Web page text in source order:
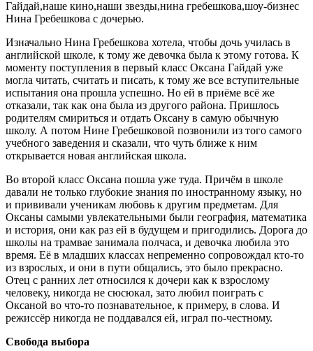
Нина Гребешкова с дочерью.
Изначально Нина Гребешкова хотела, чтобы дочь училась в
английской школе, к тому же девочка была к этому готова. К
моменту поступления в первый класс Оксана Гайдай уже
могла читать, считать и писать, к тому же все вступительные
испытания она прошла успешно. Но ей в приёме всё же
отказали, так как она была из другого района. Пришлось
родителям смириться и отдать Оксану в самую обычную
школу. А потом Нине Гребешковой позвонили из того самого
учебного заведения и сказали, что чуть ближе к ним
открывается новая английская школа.
Во второй класс Оксана пошла уже туда. Причём в школе
давали не только глубокие знания по иностранному языку, но
и прививали ученикам любовь к другим предметам. Для
Оксаны самыми увлекательными были география, математика
и история, они как раз ей в будущем и пригодились. Дорога до
школы на трамвае занимала полчаса, и девочка любила это
время. Её в младших классах непременно сопровождал кто-то
из взрослых, и они в пути общались, это было прекрасно.
Отец с ранних лет относился к дочери как к взрослому
человеку, никогда не сюсюкал, зато любил поиграть с
Оксаной во что-то познавательное, к примеру, в слова. И
режиссёр никогда не поддавался ей, играл по-честному.
Свобода выбора